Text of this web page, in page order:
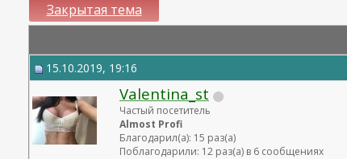
Закрытая тема
15.10.2019, 19:16
Valentina_st
Частый посетитель
Almost Profi
Благодарил(а): 15 раз(а)
Поблагодарили: 12 раз(а) в 6 сообщениях